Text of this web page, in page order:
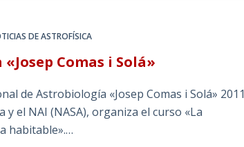
DE ASTROFÍSICA
Comas i Solá»
de Astrobiología «Josep Comas i Solá» 2011
el NAI (NASA), organiza el curso «La
habitable».…